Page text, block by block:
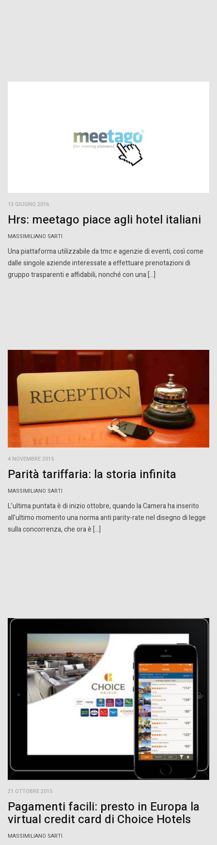
13 GIUGNO 2016
Hrs: meetago piace agli hotel italiani
MASSIMILIANO SARTI
Una piattaforma utilizzabile da tmc e agenzie di eventi, così come
dalle singole aziende interessate a effettuare prenotazioni di
gruppo trasparenti e affidabili, nonché con una […]
4 NOVEMBRE 2015
Parità tariffaria: la storia infinita
MASSIMILIANO SARTI
L’ultima puntata è di inizio ottobre, quando la Camera ha inserito
all’ultimo momento una norma anti parity-rate nel disegno di legge
sulla concorrenza, che ora è […]
21 OTTOBRE 2015
Pagamenti facili: presto in Europa la
virtual credit card di Choice Hotels
MASSIMILIANO SARTI